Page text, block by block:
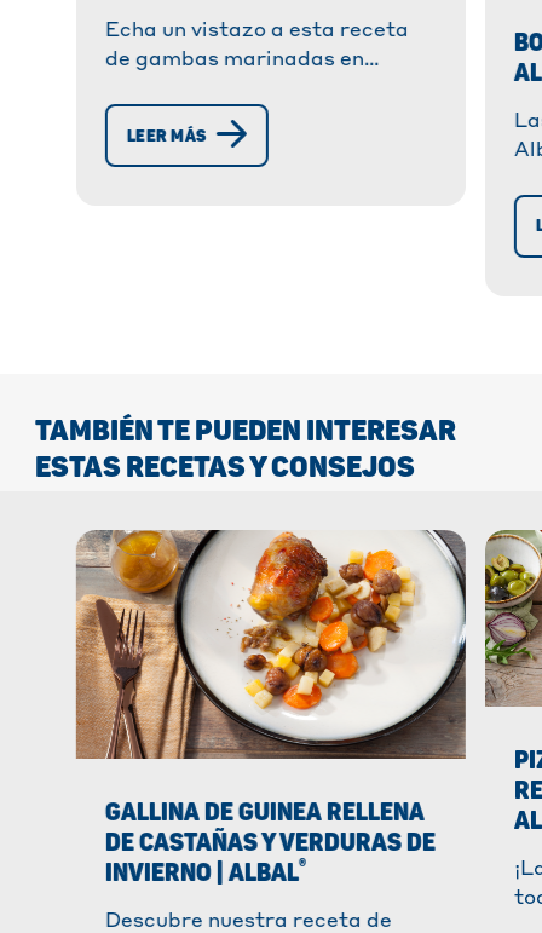
Echa un vistazo a esta receta
de gambas marinadas en
perfecta para impresionar a tus
invitados.
LEER MÁS
TAMBIÉN TE PUEDEN INTERESAR
ESTAS RECETAS Y CONSEJOS
GALLINA DE GUINEA RELLENA
DE CASTAÑAS Y VERDURAS DE
INVIERNO | ALBAL®
Descubre nuestra receta de